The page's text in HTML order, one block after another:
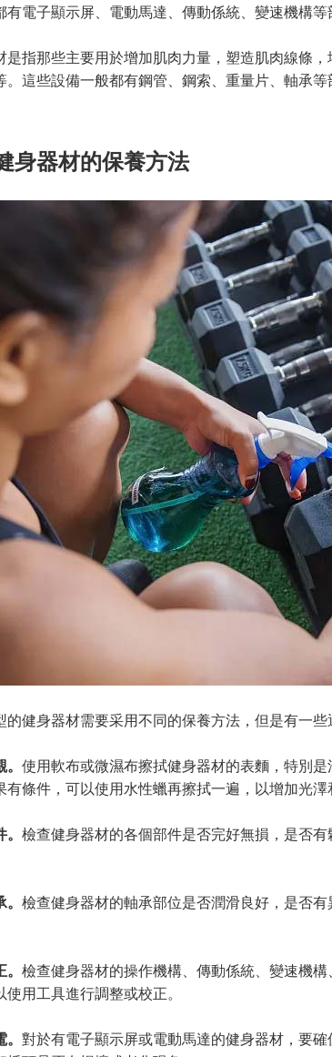
有電子顯示屏、電動馬達、傳動係統、變速機構等
是指那些主要用於增加肌肉力量，塑造肌肉線條
。這些設備一般都有鋼管、鋼索、重量片、軸承等
身器材的保養方法
的健身器材需要采用不同的保養方法，但是有一些
使用軟布或微濕布擦拭健身器材的表麵，特別
有條件，可以使用水性蠟再擦拭一遍，以增加光澤
檢查健身器材的各個部件是否完好無損，是否
檢查健身器材的軸承部位是否潤滑良好，是否
檢查健身器材的操作機構、傳動係統、變速機
使用工具進行調整或校正。
對於有電子顯示屏或電動馬達的健身器材，要